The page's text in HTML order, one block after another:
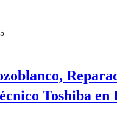
Toshiba en